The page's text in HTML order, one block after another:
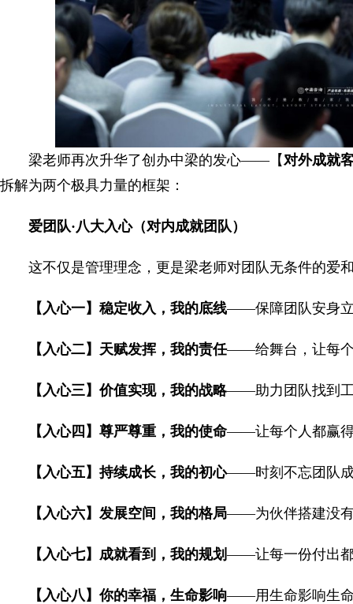
梁老师再次升华了创办中梁的发心——【 对外成就
拆解为两个极具力量的框架：
爱团队·八大入心（对内成就团队）
这不仅是管理理念，更是梁老师对团队无条件的爱
【入心一】稳定收入，我的底线——保障团队安身
【入心二】天赋发挥，我的责任——给舞台，让每个
【入心三】价值实现，我的战略——助力团队找到
【入心四】尊严尊重，我的使命——让每个人都赢
【入心五】持续成长，我的初心——时刻不忘团队
【入心六】发展空间，我的格局——为伙伴搭建没
【入心七】成就看到，我的规划——让每一份付出
【入心八】你的幸福，生命影响——用生命影响生命